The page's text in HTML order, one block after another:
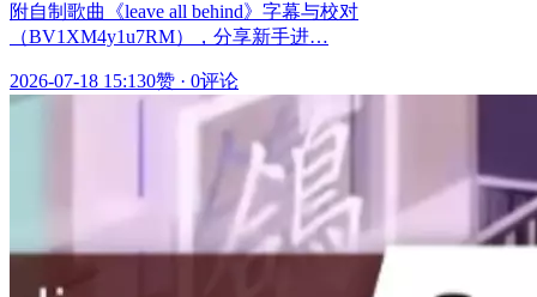
附自制歌曲《leave all behind》字幕与校对
（BV1XM4y1u7RM），分享新手进…
2026-07-18 15:130赞 · 0评论